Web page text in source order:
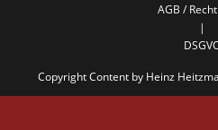
AGB /
Copyright Content by Heinz